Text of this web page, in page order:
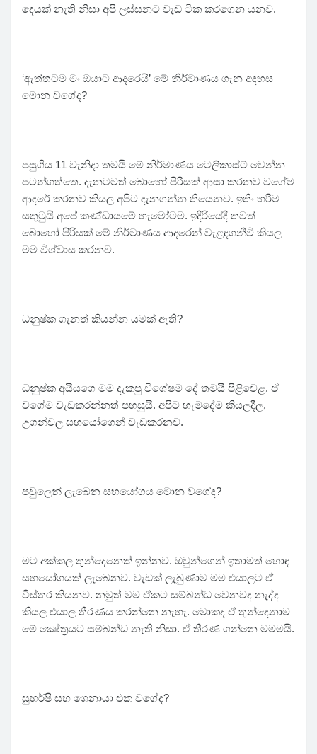
දෙයක් නැති නිසා අපි ලස්සනට වැඩ ටික කරගෙන යනව.
‘ඇත්තටම මං ඔයාට ආදරෙයි’ මේ නිර්මාණය ගැන අදහස
මොන වගේද?
පසුගිය 11 වැනිදා තමයි මේ නිර්මාණය ටෙලිකාස්ට් වෙන්න
පටන්ගත්තෙ. දැනටමත් බොහෝ පිරිසක් ආසා කරනව වගේම
ආදරේ කරනව කියල අපිට දැනගන්න තියෙනව. ඉතිං හරිම
සතුටුයි අපේ කණ්ඩායමේ හැමෝටම. ඉදිරියේදී තවත්
බොහෝ පිරිසක් මේ නිර්මාණය ආදරෙන් වැළඳගනීවි කියල
මම විශ්වාස කරනව.
ධනුෂ්ක ගැනත් කියන්න යමක් ඇති?
ධනුෂ්ක අයියගෙ මම දැකපු විශේෂම දේ තමයි පිළිවෙළ. ඒ
වගේම වැඩකරන්නත් පහසුයි. අපිට හැමදේම කියලදීල,
උගන්වල සහයෝගෙන් වැඩකරනව.
පවුලෙන් ලැබෙන සහයෝගය මොන වගේද?
මට අක්කල තුන්දෙනෙක් ඉන්නව. ඔවුන්ගෙන් ඉතාමත් හොඳ
සහයෝගයක් ලැබෙනව. වැඩක් ලැබුණාම මම එයාලට ඒ
විස්තර කියනව. නමුත් මම ඒකට සම්බන්ධ වෙනවද නැද්ද
කියල එයාල තීරණය කරන්නෙ නැහැ. මොකද ඒ තුන්දෙනාම
මේ ක්‍ෂේත්‍රයට සම්බන්ධ නැති නිසා. ඒ තීරණ ගන්නෙ මමමයි.
සුහර්ෂි සහ ශෙනායා එක වගේද?